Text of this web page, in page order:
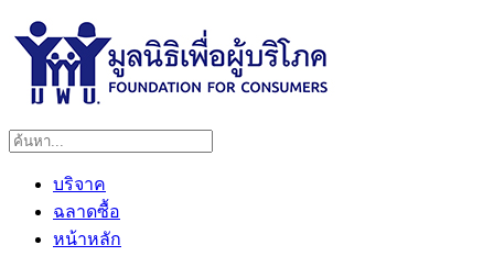
บริจาค
ฉลาดซื้อ
หน้าหลัก